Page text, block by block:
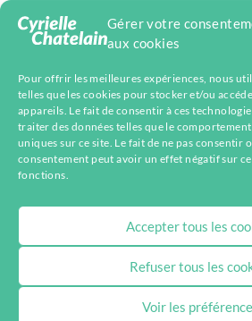
Gérer votre
aux cookies
Pour offrir les meilleures expériences, nous
telles que les cookies pour stocker et/ou
appareils. Le fait de consentir à ces
traiter des données telles que le
uniques sur ce site. Le fait de ne pas consentir
consentement peut avoir un effet négatif sur
fonctions.
Accepter tous les
Refuser tous les
Voir les
Facebook Mastodon Instagram Telegram YouTube
Mentions